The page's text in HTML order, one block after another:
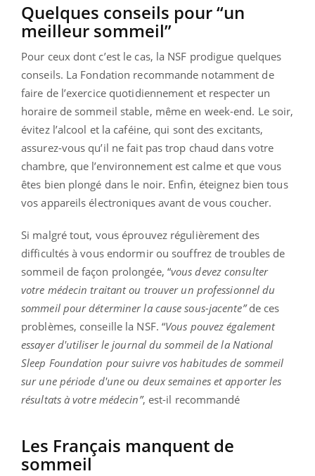
Quelques conseils pour “un
meilleur sommeil”
Pour ceux dont c’est le cas, la NSF prodigue quelques
conseils. La Fondation recommande notamment de
faire de l’exercice quotidiennement et respecter un
horaire de sommeil stable, même en week-end. Le soir,
évitez l’alcool et la caféine, qui sont des excitants,
assurez-vous qu’il ne fait pas trop chaud dans votre
chambre, que l’environnement est calme et que vous
êtes bien plongé dans le noir. Enfin, éteignez bien tous
vos appareils électroniques avant de vous coucher.
Si malgré tout, vous éprouvez régulièrement des
difficultés à vous endormir ou souffrez de troubles de
sommeil de façon prolongée, “vous devez consulter
votre médecin traitant ou trouver un professionnel du
sommeil pour déterminer la cause sous-jacente”de ces
problèmes, conseille la NSF. “Vous pouvez également
essayer d'utiliser le journal du sommeil de la National
Sleep Foundation pour suivre vos habitudes de sommeil
sur une période d'une ou deux semaines et apporter les
résultats à votre médecin”, est-il recommandé
Les Français manquent de
sommeil